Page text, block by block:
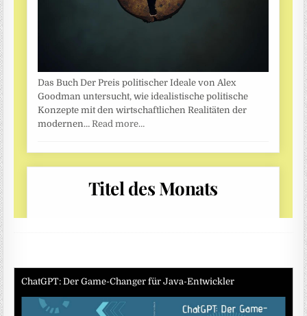
ChatGPT: Der Game-Changer für Java-Entwickler